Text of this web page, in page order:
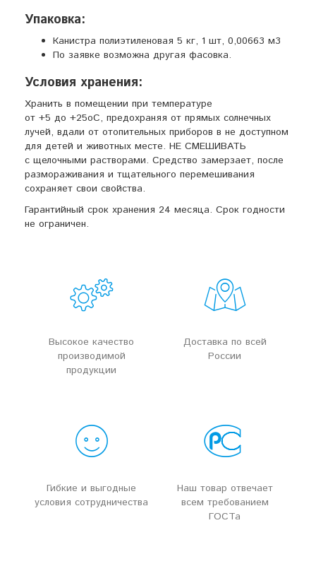
Упаковка:
Канистра полиэтиленовая 5 кг, 1 шт, 0,00663 м3
По заявке возможна другая фасовка.
Условия хранения:
Хранить в помещении при температуре
от +5 до +25оС, предохраняя от прямых солнечных
лучей, вдали от отопительных приборов в не доступном
для детей и животных месте. НЕ СМЕШИВАТЬ
с щелочными растворами. Средство замерзает, после
размораживания и тщательного перемешивания
сохраняет свои свойства.
Гарантийный срок хранения 24 месяца. Срок годности
не ограничен.
Высокое качество
производимой
продукции
Доставка по всей
России
Гибкие и выгодные
условия сотрудничества
Наш товар отвечает
всем требованием
ГОСТа